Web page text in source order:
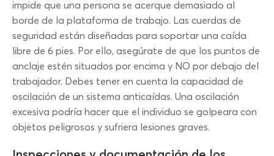
impide que una persona se acerque demasiado al
borde de la plataforma de trabajo. Las cuerdas de
seguridad están diseñadas para soportar una caída
libre de 6 pies. Por ello, asegúrate de que los puntos de
anclaje estén situados por encima y NO por debajo del
trabajador. Debes tener en cuenta la capacidad de
oscilación de un sistema anticaídas. Una oscilación
excesiva podría hacer que el individuo se golpeara con
objetos peligrosos y sufriera lesiones graves.